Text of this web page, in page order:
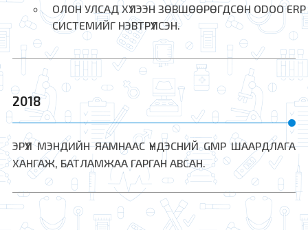
ОЛОН УЛСАД ХҮЛЭЭН ЗӨВШӨӨРӨГДСӨН ODOO ERP
СИСТЕМИЙГ НЭВТРҮҮЛСЭН.
2018
ЭРҮҮЛ МЭНДИЙН ЯАМНААС ҮНДЭСНИЙ GMP ШААРДЛАГА
ХАНГАЖ, БАТЛАМЖАА ГАРГАН АВСАН.